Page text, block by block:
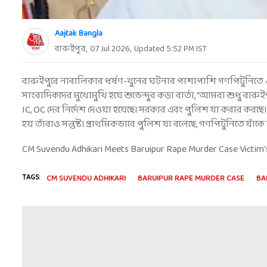
Aajtak Bangla
বারুইপুর, 07 Jul 2026, Updated 5:52 PMIST
বারুইপুরে নাবালিকার ধর্ষণ-খুনের ঘটনার পাশাপাশি গণপিটুনিতে
সাংবাদিকদের মুখোমুখি হয়ে শুভেন্দুর কড়া বার্তা, "আমরা শুধু
IC, OC দের নির্দেশ দেওয়া হয়েছে। সরকার এবং পুলিশ যা করার
হয় তাঁরাও সন্তুষ্ট। প্রাথমিকভাবে পুলিশ যা বলেছে, গণপিটুনিতে
CM Suvendu Adhikari Meets Baruipur Rape Murder Case
TAGS: CM SUVENDU ADHIKARI BARUIPUR RAPE MURDER CASE